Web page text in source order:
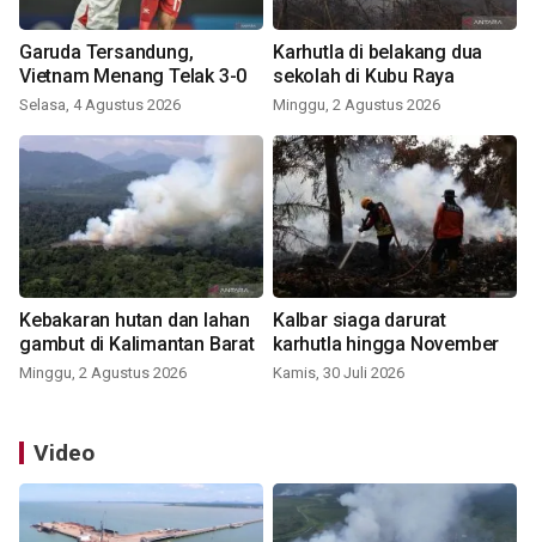
Garuda Tersandung,
Vietnam Menang Telak 3-0
Selasa, 4 Agustus 2026
Karhutla di belakang dua
sekolah di Kubu Raya
Minggu, 2 Agustus 2026
Kebakaran hutan dan lahan
gambut di Kalimantan Barat
Minggu, 2 Agustus 2026
Kalbar siaga darurat
karhutla hingga November
Kamis, 30 Juli 2026
Video